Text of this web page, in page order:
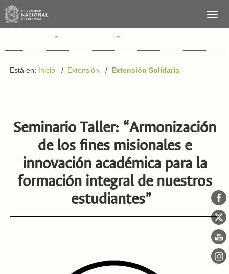
Está en: Inicio/ Extensión / Extensión Solidaria
Seminario Taller: “Armonización
de los fines misionales e
innovación académica para la
formación integral de nuestros
estudiantes”